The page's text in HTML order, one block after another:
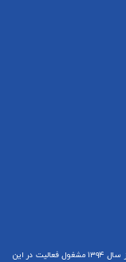
می باشد که از سال ۱۳۹۴ مشغول فعالیت در این